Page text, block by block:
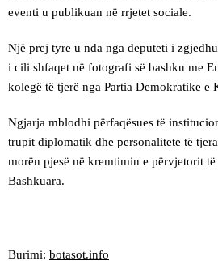
eventi u publikuan në rrjetet sociale.
Një prej tyre u nda nga deputeti i
i cili shfaqet në fotografi së bashku me
kolegë të tjerë nga Partia Demokratike e
Ngjarja mblodhi përfaqësues të
trupit diplomatik dhe personalitete të
morën pjesë në kremtimin e përvjetorit të
Bashkuara.
Burimi: botasot.info